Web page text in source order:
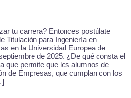
tu carrera? Entonces postúlate
Titulación para Ingeniería en
en la Universidad Europea de
de 2025. ¿De qué consta el
que permite que los alumnos de
de Empresas, que cumplan con los